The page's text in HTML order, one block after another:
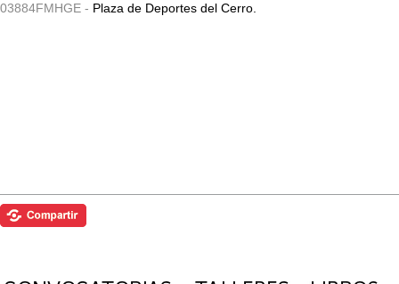
03884FMHGE - Plaza de Deportes del Cerro.